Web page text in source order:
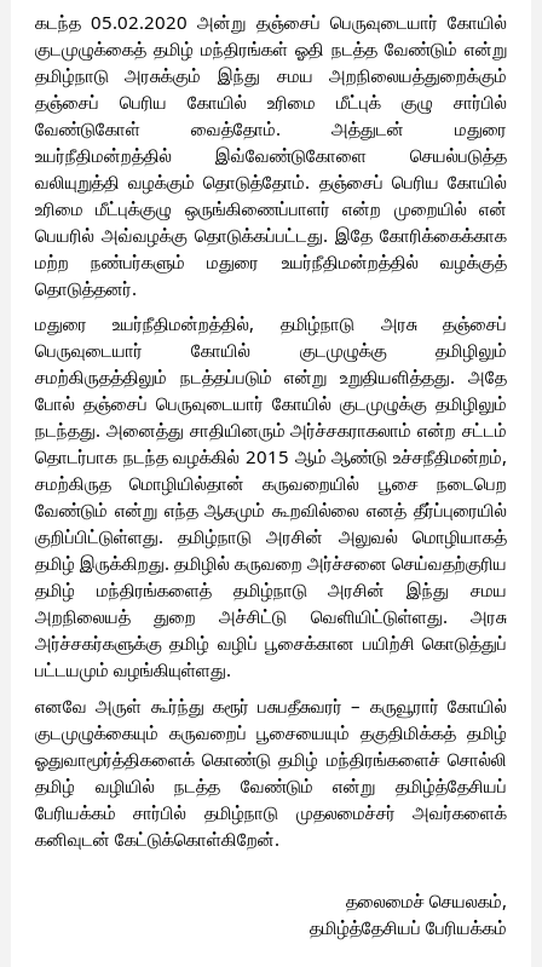
கடந்த 05.02.2020 அன்று தஞ்சைப் பெருவுடையார் கோயில்
குடமுழுக்கைத் தமிழ் மந்திரங்கள் ஓதி நடத்த வேண்டும் என்று
தமிழ்நாடு அரசுக்கும் இந்து சமய அறநிலையத்துறைக்கும்
தஞ்சைப் பெரிய கோயில் உரிமை மீட்புக் குழு சார்பில்
வேண்டுகோள் வைத்தோம். அத்துடன் மதுரை
உயர்நீதிமன்றத்தில் இவ்வேண்டுகோளை செயல்படுத்த
வலியுறுத்தி வழக்கும் தொடுத்தோம். தஞ்சைப் பெரிய கோயில்
உரிமை மீட்புக்குழு ஒருங்கிணைப்பாளர் என்ற முறையில் என்
பெயரில் அவ்வழக்கு தொடுக்கப்பட்டது. இதே கோரிக்கைக்காக
மற்ற நண்பர்களும் மதுரை உயர்நீதிமன்றத்தில் வழக்குத்
தொடுத்தனர்.
மதுரை உயர்நீதிமன்றத்தில், தமிழ்நாடு அரசு தஞ்சைப்
பெருவுடையார் கோயில் குடமுழுக்கு தமிழிலும்
சமற்கிருதத்திலும் நடத்தப்படும் என்று உறுதியளித்தது. அதே
போல் தஞ்சைப் பெருவுடையார் கோயில் குடமுழுக்கு தமிழிலும்
நடந்தது. அனைத்து சாதியினரும் அர்ச்சகராகலாம் என்ற சட்டம்
தொடர்பாக நடந்த வழக்கில் 2015 ஆம் ஆண்டு உச்சநீதிமன்றம்,
சமற்கிருத மொழியில்தான் கருவறையில் பூசை நடைபெற
வேண்டும் என்று எந்த ஆகமும் கூறவில்லை எனத் தீர்ப்புரையில்
குறிப்பிட்டுள்ளது. தமிழ்நாடு அரசின் அலுவல் மொழியாகத்
தமிழ் இருக்கிறது. தமிழில் கருவறை அர்ச்சனை செய்வதற்குரிய
தமிழ் மந்திரங்களைத் தமிழ்நாடு அரசின் இந்து சமய
அறநிலையத் துறை அச்சிட்டு வெளியிட்டுள்ளது. அரசு
அர்ச்சகர்களுக்கு தமிழ் வழிப் பூசைக்கான பயிற்சி கொடுத்துப்
பட்டயமும் வழங்கியுள்ளது.
எனவே அருள் கூர்ந்து கரூர் பசுபதீசுவரர் – கருவூரார் கோயில்
குடமுழுக்கையும் கருவறைப் பூசையையும் தகுதிமிக்கத் தமிழ்
ஓதுவாமூர்த்திகளைக் கொண்டு தமிழ் மந்திரங்களைச் சொல்லி
தமிழ் வழியில் நடத்த வேண்டும் என்று தமிழ்த்தேசியப்
பேரியக்கம் சார்பில் தமிழ்நாடு முதலமைச்சர் அவர்களைக்
கனிவுடன் கேட்டுக்கொள்கிறேன்.
தலைமைச் செயலகம்,
தமிழ்த்தேசியப் பேரியக்கம்